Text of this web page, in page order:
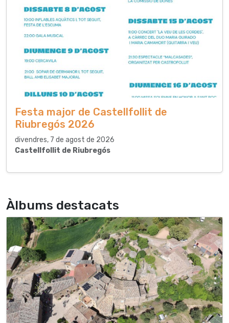
Festa major de Castellfollit de
Riubregós 2026
divendres, 7 de agost de 2026
Castellfollit de Riubregós
Àlbums destacats